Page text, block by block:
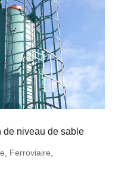
de niveau de sable
Ferroviaire